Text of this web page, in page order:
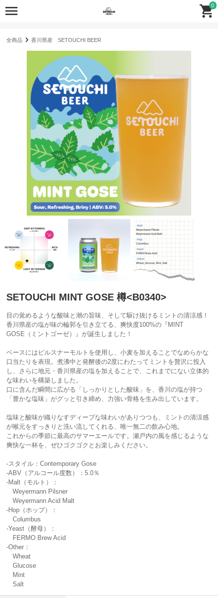
0
全商品 香川県産 SETOUCHI BEER
SETOUCHI MINT GOSE 樽<B0340>
目の覚めるような酸味と潮の旨味、そして駆け抜けるミントの清涼感！
香川県産の塩が味の輪郭を引き立てる、爽快度100%の『MINT
GOSE（ミントゴーゼ）』が誕生しました！
ベースにはピルスナーモルトを使用し、小麦を加えることでなめらかな
口当たりを表現。煮沸中と発酵後の2度にわたってミントを贅沢に投入
し、さらに地元・香川県産の塩を加えることで、これまでにない立体的
な味わいを構築しました。
口に含んだ瞬間に広がる「しっかりとした酸味」を、香川の塩が持つ
「豊かな塩味」がグッと引き締め、力強い骨格を生み出しています。
塩味と酸味が織りなすディープな味わいがありつつも、ミントの清涼感
が喉元をすっきりと洗い流してくれる、唯一無二の飲み心地。
これからの季節に最高のサマーエールです。瀬戸内の風を感じるような
爽快な一杯を、ぜひゴクゴクとお楽しみください。
-スタイル：Contemporary Gose
-ABV（アルコール度数）：5.0％
-Malt（モルト）：
Weyermann Pilsner
Weyermann Acid Malt
-Hop（ホップ）：
Columbus
-Yeast（酵母）：
FERMO Brew Acid
-Other：
Wheat
Glucose
Mint
Salt